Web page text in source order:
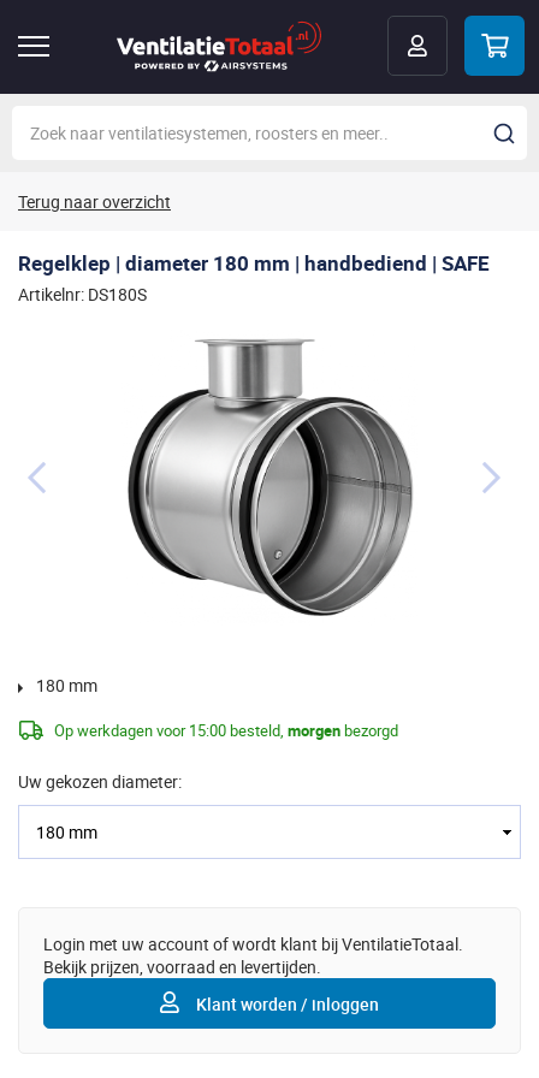
Terug naar overzicht
Regelklep | diameter 180 mm | handbediend | SAFE
Artikelnr: DS180S
Op werkdagen voor 15:00 besteld, morgenbezorgd
Uw gekozen diameter:
180 mm
Login met uw account of wordt klant bij VentilatieTotaal.
Bekijk prijzen, voorraad en levertijden.
Klant worden / inloggen